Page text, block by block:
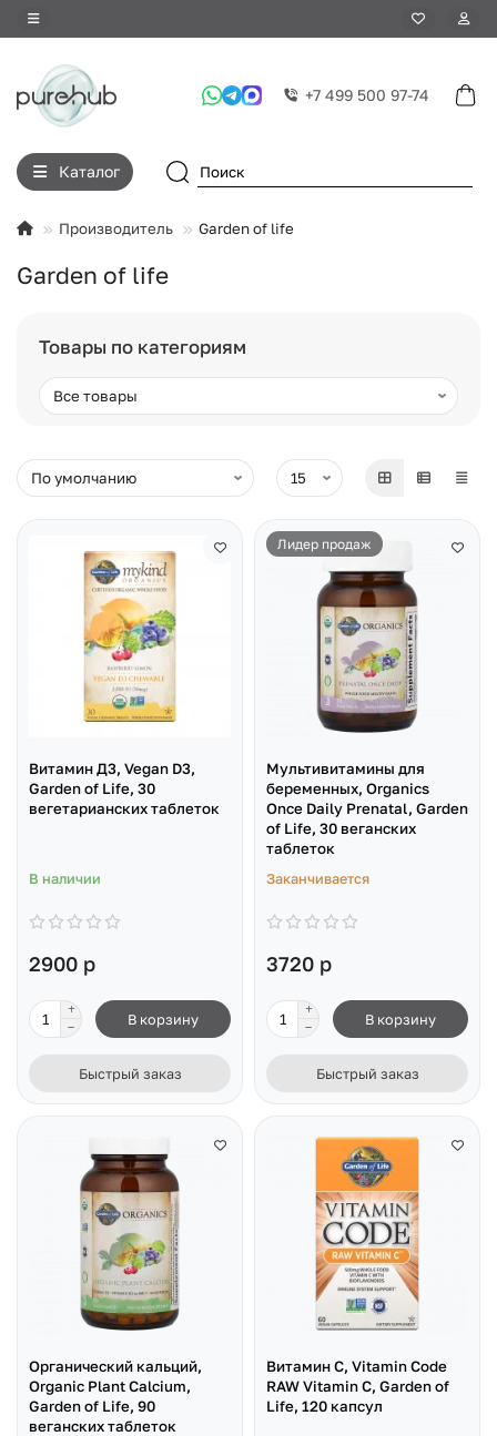
+7 499 500 97-74
Каталог
Производитель Garden of life
Garden of life
Товары по категориям
Витамин Д3, Vegan D3,
Garden of Life, 30
вегетарианских таблеток
В наличии
2900 р
В корзину
Быстрый заказ
Лидер продаж
Мультивитамины для
беременных, Organics
Once Daily Prenatal, Garden
of Life, 30 веганских
таблеток
Заканчивается
3720 р
В корзину
Быстрый заказ
Органический кальций,
Organic Plant Calcium,
Garden of Life, 90
веганских таблеток
Витамин C, Vitamin Code
RAW Vitamin C, Garden of
Life, 120 капсул